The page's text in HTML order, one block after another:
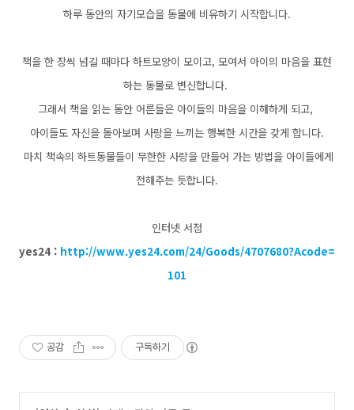
하루 동안의 자기모습을 동물에 비유하기 시작합니다.
책을 한 장씩 넘길 때마다 하트모양이 모이고, 모여서 아이의 마음을 표현
하는 동물로 변신합니다.
그래서 책을 읽는 동안 어른들은 아이들의 마음을 이해하게 되고,
아이들도 자신을 돌아보며 사랑을 느끼는 행복한 시간을 갖게 합니다.
마치 책속의 하트동물들이 무한한 사랑을 만들어 가는 방법을 아이들에게
전해주는 듯합니다.
인터넷 서점
yes24 : http://www.yes24.com/24/Goods/4707680?Acode=
101
공감 구독하기